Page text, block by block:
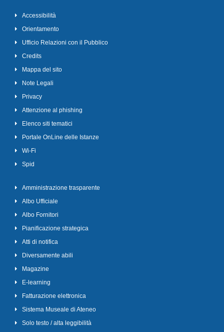
Accessibilità
Orientamento
Ufficio Relazioni con il Pubblico
Credits
Mappa del sito
Note Legali
Privacy
Attenzione al phishing
Elenco siti tematici
Portale OnLine delle Istanze
Wi-Fi
Spid
Amministrazione trasparente
Albo Ufficiale
Albo Fornitori
Pianificazione strategica
Atti di notifica
Diversamente abili
Magazine
E-learning
Fatturazione elettronica
Sistema Museale di Ateneo
Solo testo / alta leggibilità